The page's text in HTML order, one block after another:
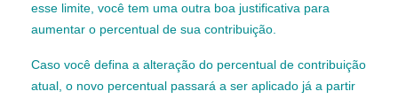
esse limite, você tem uma outra boa justificativa para
aumentar o percentual de sua contribuição.
Caso você defina a alteração do percentual de contribuição
atual, o novo percentual passará a ser aplicado já a partir